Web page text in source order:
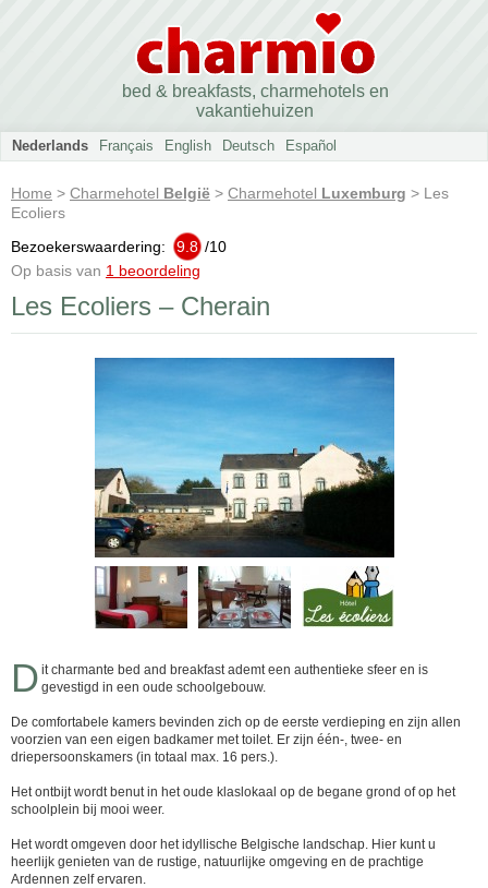
bed & breakfasts, charmehotels en
vakantiehuizen
Nederlands Français English Deutsch Español
Home > Charmehotel België > Charmehotel Luxemburg > Les
Ecoliers
Bezoekerswaardering:
9.8 /10
Op basis van 1 beoordeling
Les Ecoliers – Cherain
D it charmante bed and breakfast ademt een authentieke sfeer en is
gevestigd in een oude schoolgebouw.
De comfortabele kamers bevinden zich op de eerste verdieping en zijn allen
voorzien van een eigen badkamer met toilet. Er zijn één-, twee- en
driepersoonskamers (in totaal max. 16 pers.).
Het ontbijt wordt benut in het oude klaslokaal op de begane grond of op het
schoolplein bij mooi weer.
Het wordt omgeven door het idyllische Belgische landschap. Hier kunt u
heerlijk genieten van de rustige, natuurlijke omgeving en de prachtige
Ardennen zelf ervaren.